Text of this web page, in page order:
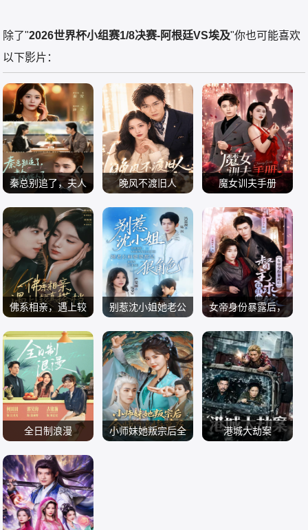
除了"2026世界杯小组赛1/8决赛-阿根廷VS埃及"你也可能喜欢
以下影片：
秦总别追了，夫人
短剧大全 爱情
2026
晚风不渡旧人
短剧大全 爱情
2026
魔女训夫手册
短剧大全 爱情
2026
佛系相亲，遇上较
短剧大全 爱情
2026
别惹沈小姐她老公
短剧大全 爱情
2026
女帝身份暴露后，
短剧大全 爱情
2026
全日制浪漫
短剧大全 爱情
2026
小师妹她叛宗后全
港城大劫案